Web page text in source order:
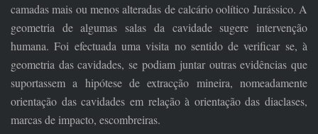
camadas mais ou menos alteradas de calcário oolítico Jurássico. A
geometria de algumas salas da cavidade sugere intervenção
humana. Foi efectuada uma visita no sentido de verificar se, à
geometria das cavidades, se podiam juntar outras evidências que
suportassem a hipótese de extracção mineira, nomeadamente
orientação das cavidades em relação à orientação das diaclases,
marcas de impacto, escombreiras.